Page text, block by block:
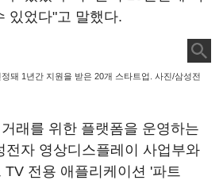
있었다"고 말했다.
돼 1년간 지원을 받은 20개 스타트업. 사진/삼성전
래를 위한 플랫폼을 운영하는
전자 영상디스플레이 사업부와
TV 전용 애플리케이션 '파트